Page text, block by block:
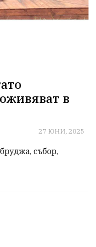
в
27 ЮНИ, 2025
събор,